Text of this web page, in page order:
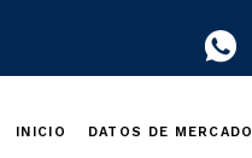
INICIO DATOS DE MERCADO